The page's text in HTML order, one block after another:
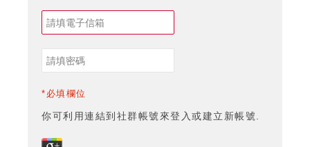
*必填欄位
你可利用連結到社群帳號來登入或建立新帳號.